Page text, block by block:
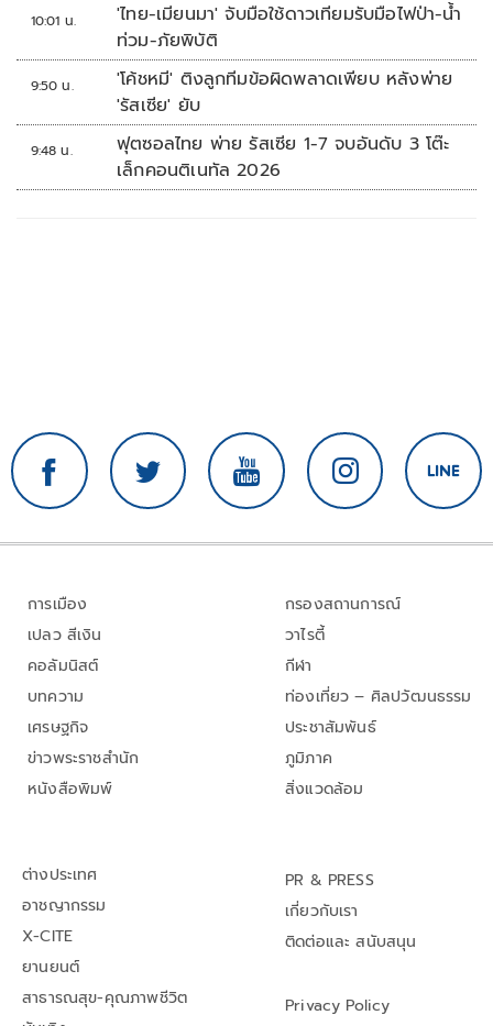
ทางเทคโนโลยี เซฟงบไปกว่า900ล้าน เชื่อหาก
ใช้เต็มที่เอกชนขาดทุนย่อยยับ
10:01 น.
'ไทย-เมียนมา' จับมือใช้ดาวเทียมรับมือไฟป่า-น้ำ
ท่วม-ภัยพิบัติ
9:50 น.
'โค้ชหมี' ติงลูกทีมข้อผิดพลาดเพียบ หลังพ่าย
'รัสเซีย' ยับ
9:48 น.
ฟุตซอลไทย พ่าย รัสเซีย 1-7 จบอันดับ 3 โต๊ะ
เล็กคอนติเนทัล 2026
การเมือง
เปลว สีเงิน
คอลัมนิสต์
บทความ
เศรษฐกิจ
ข่าวพระราชสำนัก
หนังสือพิมพ์
กรองสถานการณ์
วาไรตี้
กีฬา
ท่องเที่ยว – ศิลปวัฒนธรรม
ประชาสัมพันธ์
ภูมิภาค
สิ่งแวดล้อม
ต่างประเทศ
อาชญากรรม
X-CITE
ยานยนต์
สาธารณสุข-คุณภาพชีวิต
PR & PRESS
เกี่ยวกับเรา
ติดต่อและ สนับสนุน
Privacy Policy